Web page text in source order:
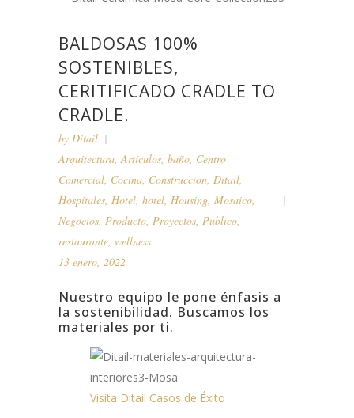
BALDOSAS 100%
SOSTENIBLES,
CERITIFICADO CRADLE TO
CRADLE.
by Ditail
Arquitectura,Artículos, baño, Centro
Comercial, Cocina, Construccion, Ditail,
Hospitales, Hotel, hotel, Housing, Mosaico,
Negocios, Producto, Proyectos, Publico,
restaurante, wellness
13 enero, 2022
Nuestro equipo le pone énfasis a
la sostenibilidad. Buscamos los
materiales por ti.
Visita Ditail Casos de Éxito